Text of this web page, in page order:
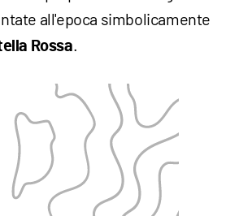
all'epoca simbolicamente
Rossa.